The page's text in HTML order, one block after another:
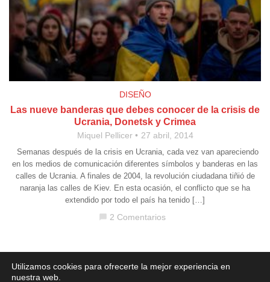
DISEÑO
Las nueve banderas que debes conocer de la crisis de
Ucrania, Donetsk y Crimea
Miquel Pellicer 27 abril, 2014
Semanas después de la crisis en Ucrania, cada vez van apareciendo
en los medios de comunicación diferentes símbolos y banderas en las
calles de Ucrania. A finales de 2004, la revolución ciudadana tiñió de
naranja las calles de Kiev. En esta ocasión, el conflicto que se ha
extendido por todo el país ha tenido […]
chat_bubble 2 Comentarios
Aviso legal·Política de Privacidad·Política de Cookies
Utilizamos cookies para ofrecerte la mejor experiencia en
nuestra web.